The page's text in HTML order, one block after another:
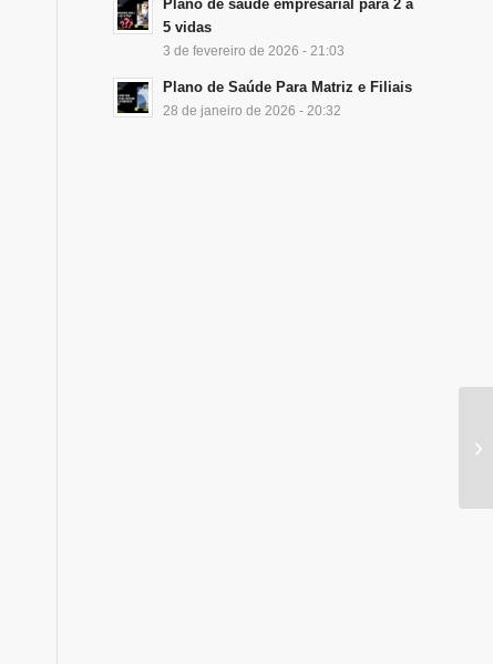
Plano de saúde empresarial para 2 a
5 vidas
3 de fevereiro de 2026 - 21:03
Plano de Saúde Para Matriz e Filiais
28 de janeiro de 2026 - 20:32